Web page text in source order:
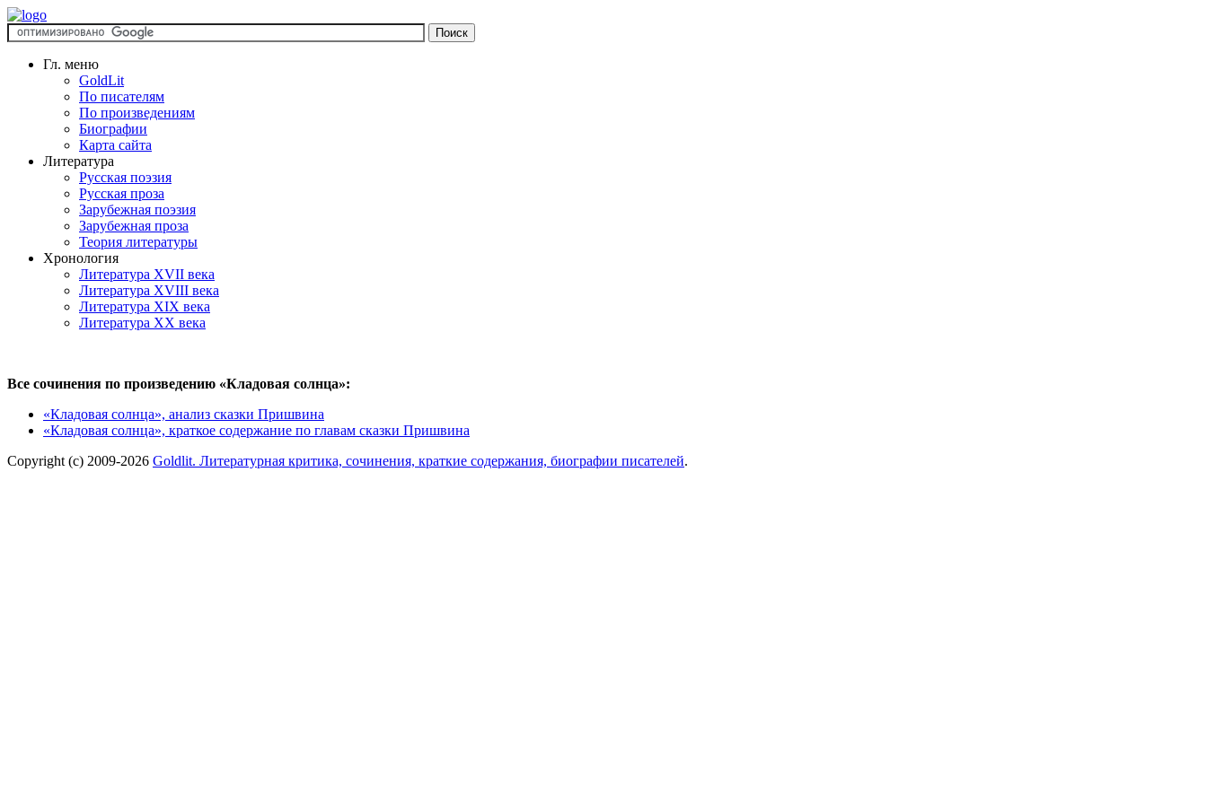
Гл. меню
GoldLit
По писателям
По произведениям
Биографии
Карта сайта
Литература
Русская поэзия
Русская проза
Зарубежная поэзия
Зарубежная проза
Теория литературы
Хронология
Литература XVII века
Литература XVIII века
Литература XIX века
Литература XX века
Все сочинения по произведению «Кладовая солнца»:
«Кладовая солнца», анализ сказки Пришвина
«Кладовая солнца», краткое содержание по главам сказки Пришвина
Copyright (c) 2009-2026 Goldlit. Литературная критика, сочинения, краткие содержания, биографии писателей.